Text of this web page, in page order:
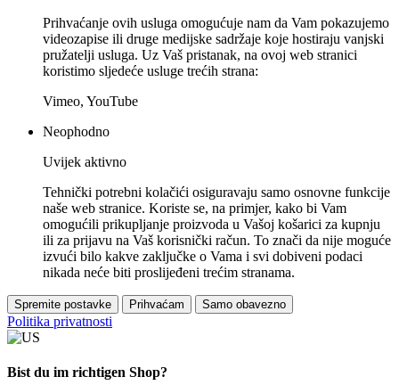
Prihvaćanje ovih usluga omogućuje nam da Vam pokazujemo
videozapise ili druge medijske sadržaje koje hostiraju vanjski
pružatelji usluga. Uz Vaš pristanak, na ovoj web stranici
koristimo sljedeće usluge trećih strana:
Vimeo, YouTube
Neophodno
Uvijek aktivno
Tehnički potrebni kolačići osiguravaju samo osnovne funkcije
naše web stranice. Koriste se, na primjer, kako bi Vam
omogućili prikupljanje proizvoda u Vašoj košarici za kupnju
ili za prijavu na Vaš korisnički račun. To znači da nije moguće
izvući bilo kakve zaključke o Vama i svi dobiveni podaci
nikada neće biti proslijeđeni trećim stranama.
Spremite postavke Prihvaćam Samo obavezno
Politika privatnosti
Bist du im richtigen Shop?